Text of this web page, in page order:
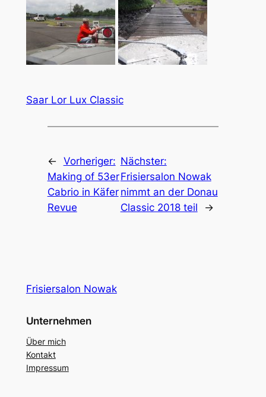
Saar Lor Lux Classic
← Vorheriger:
Making of 53er
Cabrio in Käfer
Revue
Nächster:
Frisiersalon Nowak
nimmt an der Donau
Classic 2018 teil
→
Frisiersalon Nowak
Unternehmen
Über mich
Kontakt
Impressum